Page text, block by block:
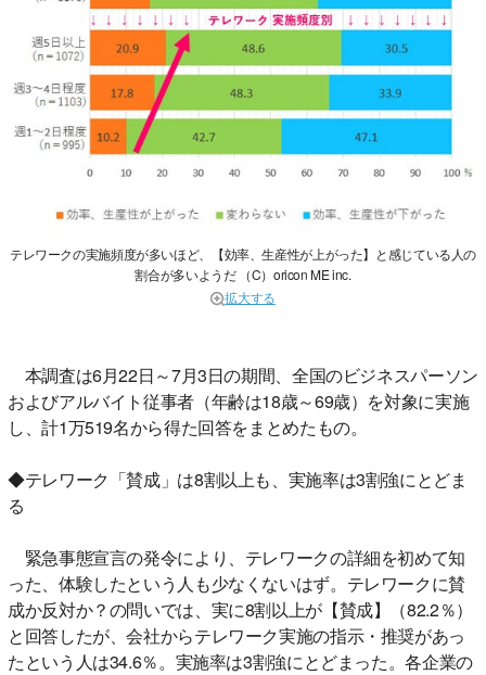
テレワークの実施頻度が多いほど、【効率、生産性が上がった】と感じている人の
割合が多いようだ （C）oricon ME inc.
拡大する
本調査は6月22日～7月3日の期間、全国のビジネスパーソン
およびアルバイト従事者（年齢は18歳～69歳）を対象に実施
し、計1万519名から得た回答をまとめたもの。
◆テレワーク「賛成」は8割以上も、実施率は3割強にとどま
る
緊急事態宣言の発令により、テレワークの詳細を初めて知
った、体験したという人も少なくないはず。テレワークに賛
成か反対か？の問いでは、実に8割以上が【賛成】（82.2％）
と回答したが、会社からテレワーク実施の指示・推奨があっ
たという人は34.6％。実施率は3割強にとどまった。各企業の